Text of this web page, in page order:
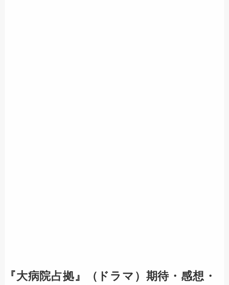
『大病院占拠』（ドラマ）期待・感想・